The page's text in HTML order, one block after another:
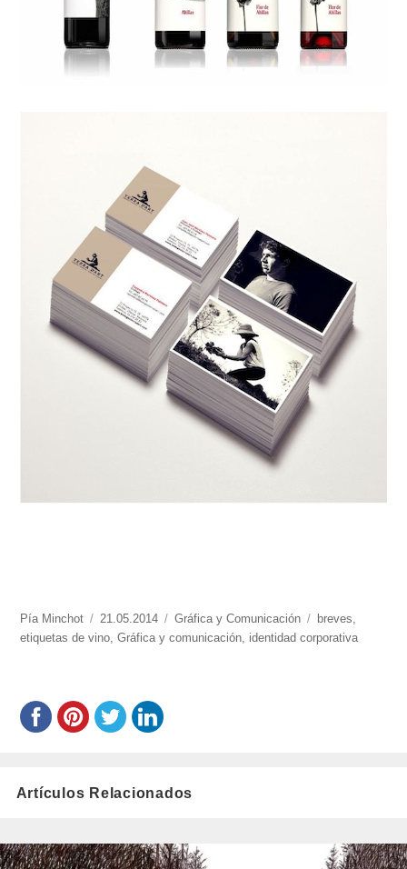
https://www.experimenta.es/author/pia/
Pía Minchot
Publicado
el
21.05.2014 Categorías
Gráfica y Comunicación Etiquetas
breves,
etiquetas de vino,Gráfica y comunicación, identidad corporativa
Artículos Relacionados